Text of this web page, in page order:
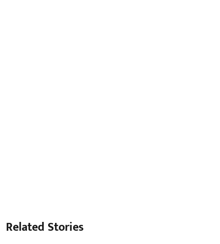
Related Stories